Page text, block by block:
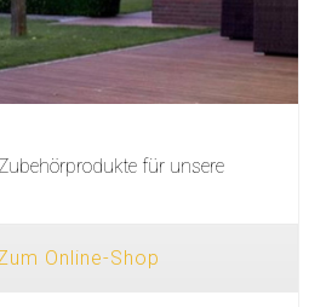
für unsere
Online-Shop